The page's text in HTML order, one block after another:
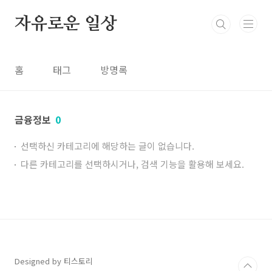
자유로운 일상
홈 태그 방명록
금융정보 0
선택하신 카테고리에 해당하는 글이 없습니다.
다른 카테고리를 선택하시거나, 검색 기능을 활용해 보세요.
Designed by 티스토리